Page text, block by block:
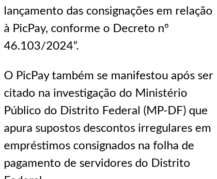
lançamento das consignações em relação
à PicPay, conforme o Decreto nº
46.103/2024”.
O PicPay também se manifestou após ser
citado na investigação do Ministério
Público do Distrito Federal (MP-DF) que
apura supostos descontos irregulares em
empréstimos consignados na folha de
pagamento de servidores do Distrito